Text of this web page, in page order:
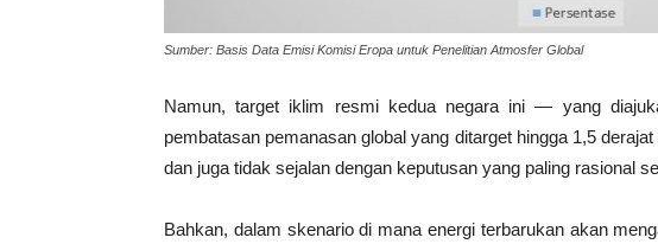
Sumber: Basis Data Emisi Komisi Eropa untuk Penelitian Atmosfer Global
Namun, target iklim resmi kedua negara ini — yang
pembatasan pemanasan global yang ditarget hingga 1,5
dan juga tidak sejalan dengan keputusan yang paling rasional
Bahkan, dalam skenario di mana energi terbarukan akan